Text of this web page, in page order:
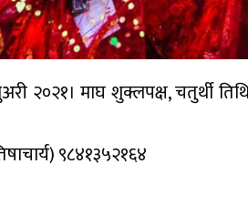
२०२१। माघ शुक्लपक्ष, चतुर्थी तिथि
९८४१३५२१६४